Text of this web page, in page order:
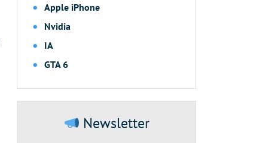
Apple iPhone
Nvidia
IA
GTA 6
Newsletter